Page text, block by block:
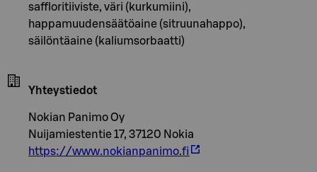
saffloritiiviste, väri (kurkumiini),
happamuudensäätöaine (sitruunahappo),
säilöntäaine (kaliumsorbaatti)
Yhteystiedot
Nokian Panimo Oy
Nuijamiestentie 17, 37120 Nokia
https://www.nokianpanimo.fi